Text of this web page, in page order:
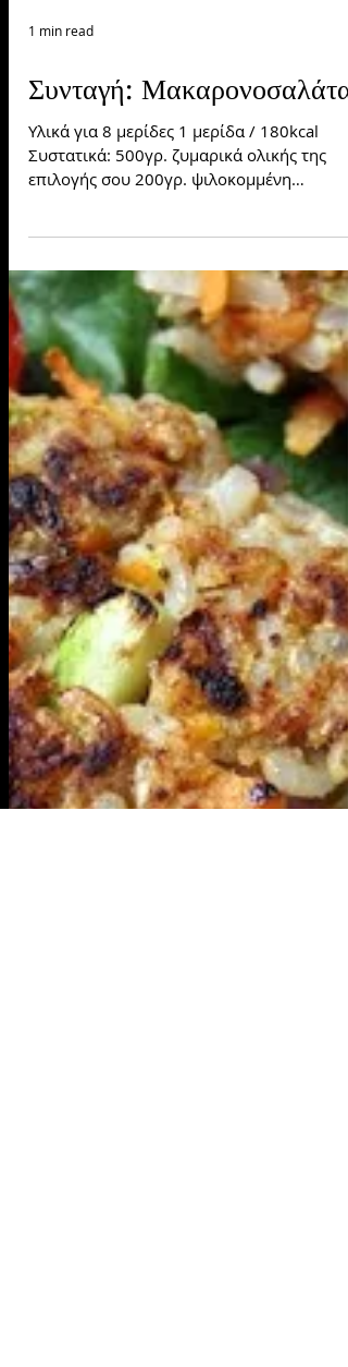
1 min read
Συνταγή: Μακαρονοσαλάτα
Υλικά για 8 μερίδες 1 μερίδα / 180kcal
Συστατικά: 500γρ. ζυμαρικά ολικής της
επιλογής σου 200γρ. ψιλοκομμένη
μοτσαρέλα 300γρ. παριζάκι...